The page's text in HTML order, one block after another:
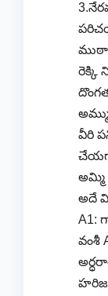
రెక్కి
వీరి
చేయగా
అమ్మి
అదే
A1:
వంశీ